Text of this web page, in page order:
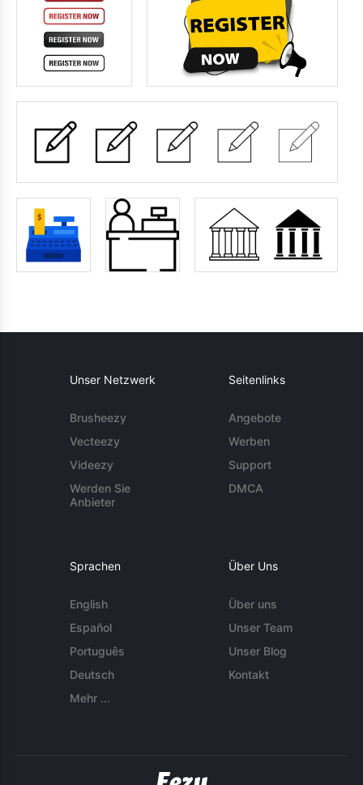
Unser Netzwerk
Brusheezy
Vecteezy
Videezy
Werden Sie
Anbieter
Seitenlinks
Angebote
Werben
Support
DMCA
Sprachen
English
Español
Português
Deutsch
Mehr ...
Über Uns
Über uns
Unser Team
Unser Blog
Kontakt